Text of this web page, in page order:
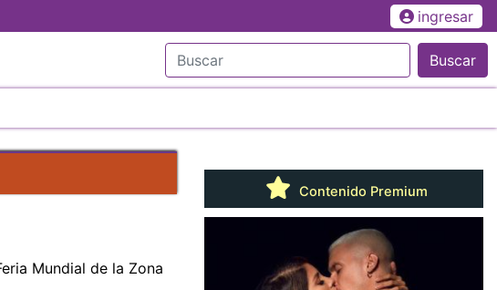
ingresar
Buscar
Mundial de la Zona
Contenido Premium